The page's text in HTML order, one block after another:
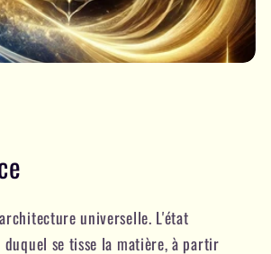
universelle. L'état
se tisse la matière, à partir